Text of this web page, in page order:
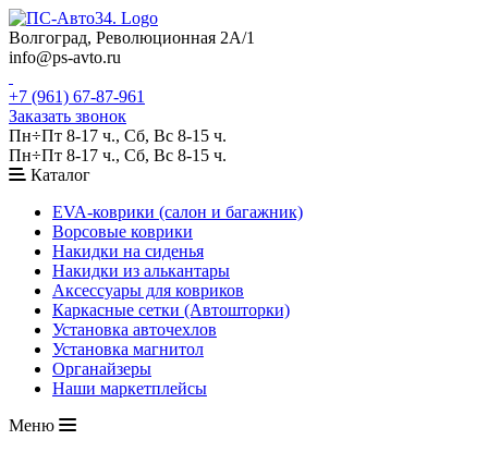
Волгоград, Революционная 2А/1
info@ps-avto.ru
+7 (961) 67-87-961
Заказать звонок
Пн÷Пт 8-17 ч., Сб, Вс 8-15 ч.
Пн÷Пт 8-17 ч., Сб, Вс 8-15 ч.
Каталог
EVA-коврики (салон и багажник)
Ворсовые коврики
Накидки на сиденья
Накидки из алькантары
Аксессуары для ковриков
Каркасные сетки (Автошторки)
Установка авточехлов
Установка магнитол
Органайзеры
Наши маркетплейсы
Меню